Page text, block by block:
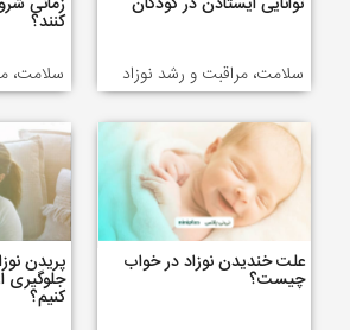
سلامت، مراقبت و رشد نوزاد
کنند؟
سلامت،
علت خندیدن نوزاد در خواب
چیست؟
پریدن
جلوگیری
کنیم؟